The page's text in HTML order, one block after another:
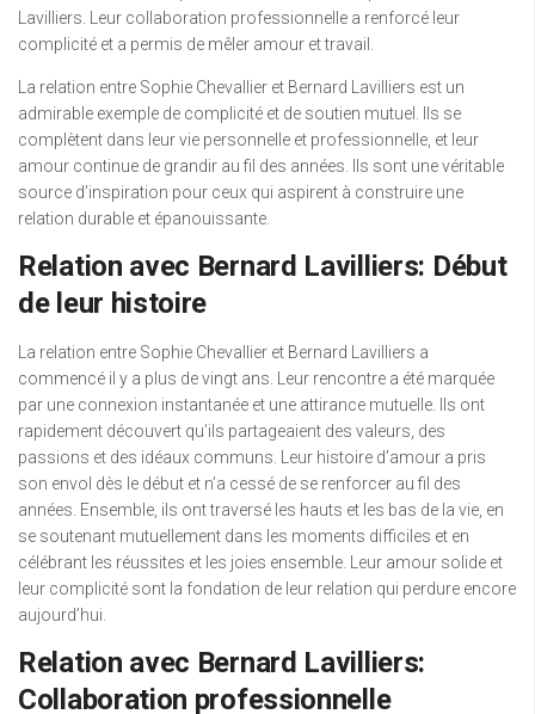
Lavilliers. Leur collaboration professionnelle a renforcé leur
complicité et a permis de mêler amour et travail.
La relation entre Sophie Chevallier et Bernard Lavilliers est un
admirable exemple de complicité et de soutien mutuel. Ils se
complètent dans leur vie personnelle et professionnelle, et leur
amour continue de grandir au fil des années. Ils sont une véritable
source d’inspiration pour ceux qui aspirent à construire une
relation durable et épanouissante.
Relation avec Bernard Lavilliers: Début
de leur histoire
La relation entre Sophie Chevallier et Bernard Lavilliers a
commencé il y a plus de vingt ans. Leur rencontre a été marquée
par une connexion instantanée et une attirance mutuelle. Ils ont
rapidement découvert qu’ils partageaient des valeurs, des
passions et des idéaux communs. Leur histoire d’amour a pris
son envol dès le début et n’a cessé de se renforcer au fil des
années. Ensemble, ils ont traversé les hauts et les bas de la vie, en
se soutenant mutuellement dans les moments difficiles et en
célébrant les réussites et les joies ensemble. Leur amour solide et
leur complicité sont la fondation de leur relation qui perdure encore
aujourd’hui.
Relation avec Bernard Lavilliers:
Collaboration professionnelle